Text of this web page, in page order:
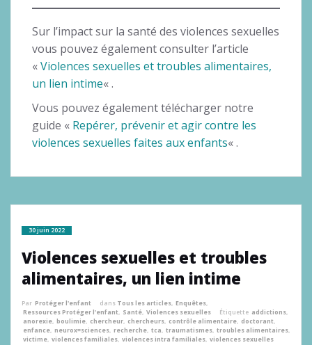
Sur l’impact sur la santé des violences sexuelles
vous pouvez également consulter l’article
«Violences sexuelles et troubles alimentaires,
un lien intime« .
Vous pouvez également télécharger notre
guide « Repérer, prévenir et agir contre les
violences sexuelles faites aux enfants« .
30 juin 2022
Violences sexuelles et troubles
alimentaires, un lien intime
Par Protéger l'enfant dans Tous les articles, Enquêtes,
Ressources Protéger l'enfant, Santé, Violences sexuelles Étiquette addictions,
anorexie, boulimie, chercheur, chercheurs, contrôle alimentaire, doctorant,
enfance, neurox=sciences, recherche, tca, traumatismes, troubles alimentaires,
victime, violences familiales, violences intra familiales, violences sexuelles